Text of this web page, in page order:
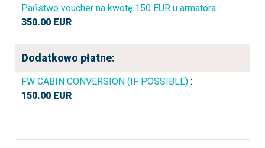
Państwo voucher na kwotę 150 EUR u armatora. :
350.00 EUR
Dodatkowo płatne:
FW CABIN CONVERSION (IF POSSIBLE) :
150.00 EUR